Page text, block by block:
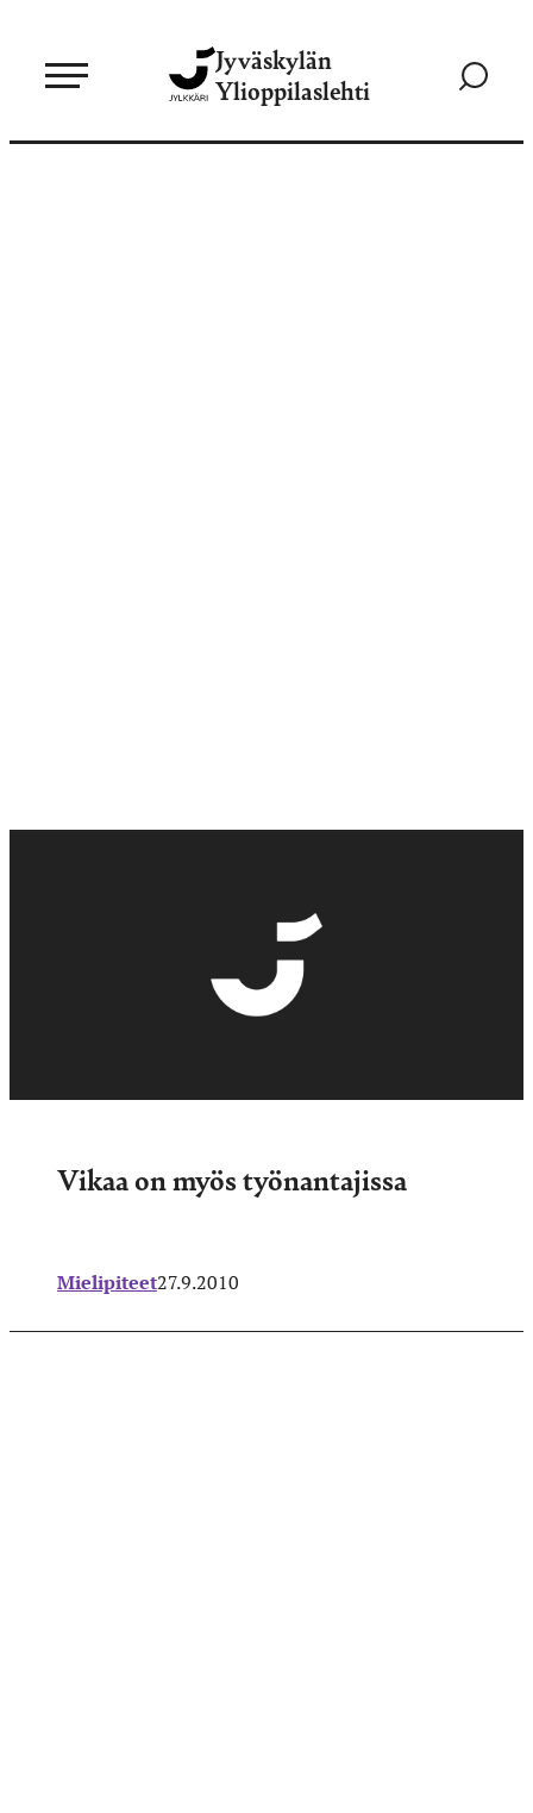
sisältöön
Jyväskylän
Ylioppilaslehti
Siirry
Vikaa on myös työnantajissa
Mielipiteet27.9.2010